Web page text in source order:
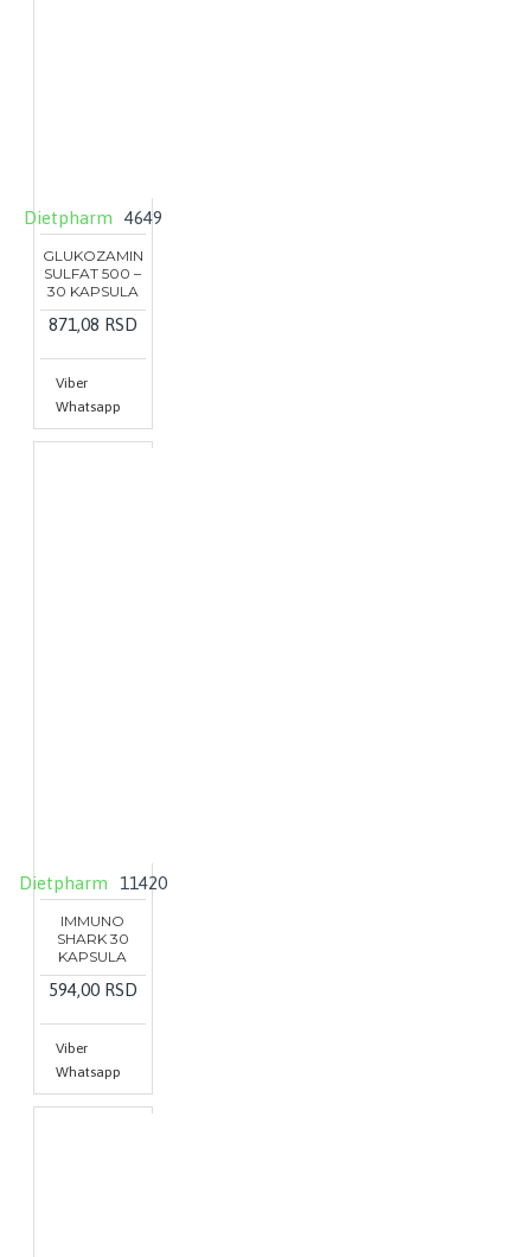
Dietpharm 4649
GLUKOZAMIN
SULFAT 500 –
30 KAPSULA
871,08 RSD
Viber
Whatsapp
Dietpharm 11420
IMMUNO
SHARK 30
KAPSULA
594,00 RSD
Viber
Whatsapp